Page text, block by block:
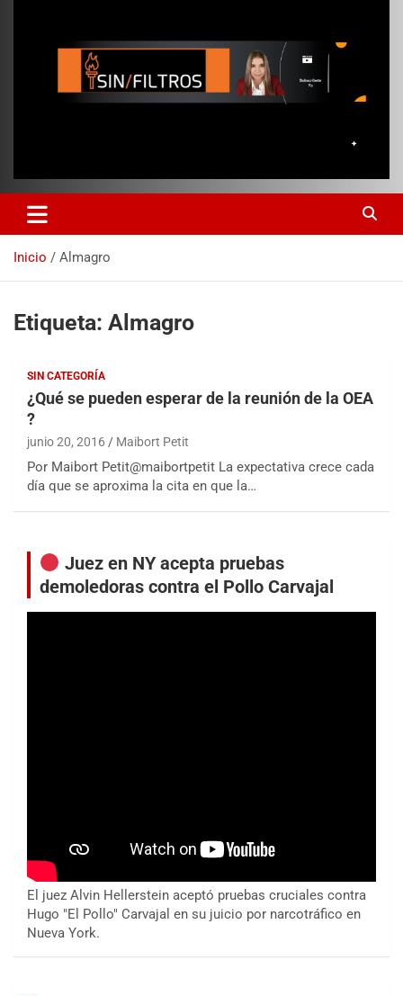
Inicio Almagro
Etiqueta: Almagro
SIN CATEGORÍA
¿Qué se pueden esperar de la reunión de la OEA
?
junio 20, 2016 Maibort Petit
Por Maibort Petit@maibortpetit La expectativa crece cada
día que se aproxima la cita en que la…
Juez en NY acepta pruebas
demoledoras contra el Pollo Carvajal
El juez Alvin Hellerstein aceptó pruebas cruciales contra
Hugo "El Pollo" Carvajal en su juicio por narcotráfico en
Nueva York.